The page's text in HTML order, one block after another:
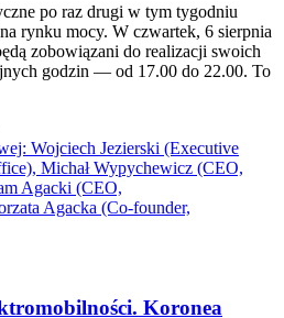
po raz drugi w tym tygodniu
rynku mocy. W czwartek, 6 sierpnia
zobowiązani do realizacji swoich
godzin — od 17.00 do 22.00. To
Koronea